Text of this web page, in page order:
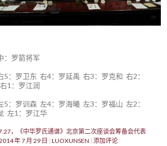
：罗箭将军
5：罗卫东 右4：罗延禹 右3：罗克和 右2：
1：罗江润
5：罗训森 左4：罗海曦 左3：罗福山 左2：
左1：罗江华
，《中华罗氏通谱》北京第二次座谈会筹备会代表
年 7 月 29 日 LUOXUNSEN 添加评论